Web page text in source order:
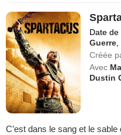
Date
Guerre
Créée
Avec
Dustin
C’est dans le sang et le